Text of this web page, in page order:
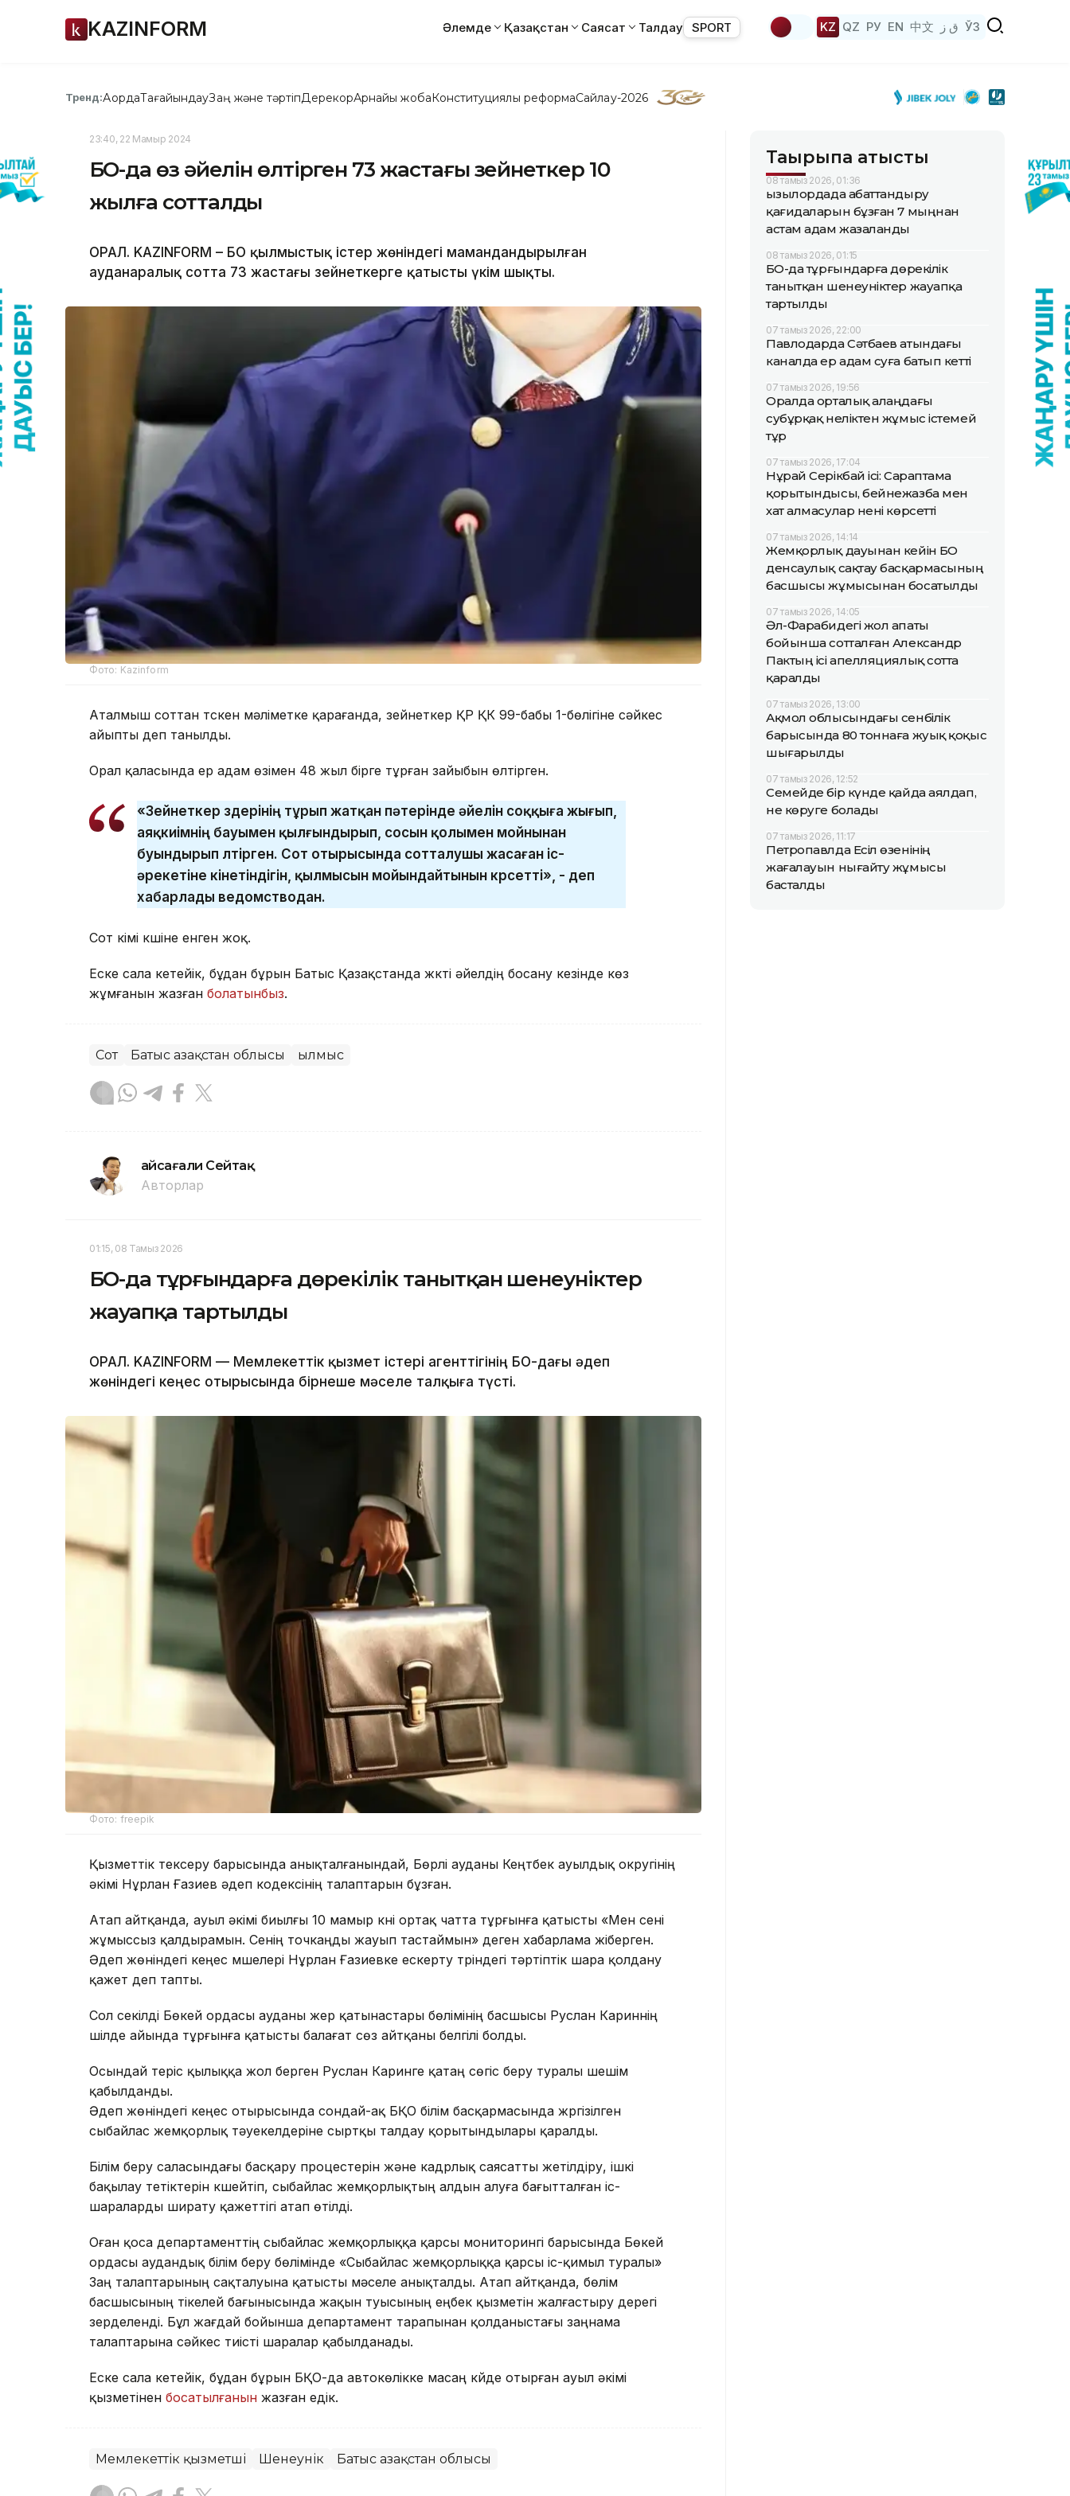
KAZINFORM Әлемде Қазақстан Саясат Талдау SPORT KZ QZ РУ EN 中文 ق ز ЎЗ
Тренд:АқордаТағайындауЗаң және тәртіпДерекқорАрнайы жобаКонституциялық реформаСайлау-2026
23:40, 22 Мамыр 2024
БҚО-да өз әйелін өлтірген 73 жастағы зейнеткер 10
жылға сотталды
ОРАЛ. KAZINFORM – БҚО қылмыстық істер жөніндегі мамандандырылған
ауданаралық сотта 73 жастағы зейнеткерге қатысты үкім шықты.
Фото: Kazinform
Аталмыш соттан түскен мәліметке қарағанда, зейнеткер ҚР ҚК 99-бабы 1-бөлігіне сәйкес
айыпты деп танылды.
Орал қаласында ер адам өзімен 48 жыл бірге тұрған зайыбын өлтірген.
«Зейнеткер өздерінің тұрып жатқан пәтерінде әйелін соққыға жығып,
аяқкиімнің бауымен қылғындырып, сосын қолымен мойнынан
буындырып өлтірген. Сот отырысында сотталушы жасаған іс-
әрекетіне өкінетіндігін, қылмысын мойындайтынын көрсетті», - деп
хабарлады ведомстводан.
Сот үкімі күшіне енген жоқ.
Еске сала кетейік, бұдан бұрын Батыс Қазақстанда жүкті әйелдің босану кезінде көз
жұмғанын жазған болатынбыз.
Сот Батыс Қазақстан облысы Қылмыс
Ғайсағали Сейтақ
Авторлар
01:15, 08 Тамыз 2026
БҚО-да тұрғындарға дөрекілік танытқан шенеуніктер
жауапқа тартылды
ОРАЛ. KAZINFORM — Мемлекеттік қызмет істері агенттігінің БҚО-дағы әдеп
жөніндегі кеңес отырысында бірнеше мәселе талқыға түсті.
Фото: freepik
Қызметтік тексеру барысында анықталғанындай, Бөрлі ауданы Кеңтүбек ауылдық округінің
әкімі Нұрлан Ғазиев әдеп кодексінің талаптарын бұзған.
Атап айтқанда, ауыл әкімі биылғы 10 мамыр күні ортақ чатта тұрғынға қатысты «Мен сені
жұмыссыз қалдырамын. Сенің точкаңды жауып тастаймын» деген хабарлама жіберген.
Әдеп жөніндегі кеңес мүшелері Нұрлан Ғазиевке ескерту түріндегі тәртіптік шара қолдану
қажет деп тапты.
Сол секілді Бөкей ордасы ауданы жер қатынастары бөлімінің басшысы Руслан Кариннің
шілде айында тұрғынға қатысты балағат сөз айтқаны белгілі болды.
Осындай теріс қылыққа жол берген Руслан Каринге қатаң сөгіс беру туралы шешім
қабылданды.
Әдеп жөніндегі кеңес отырысында сондай-ақ БҚО білім басқармасында жүргізілген
сыбайлас жемқорлық тәуекелдеріне сыртқы талдау қорытындылары қаралды.
Білім беру саласындағы басқару процестерін және кадрлық саясатты жетілдіру, ішкі
бақылау тетіктерін күшейтіп, сыбайлас жемқорлықтың алдын алуға бағытталған іс-
шараларды ширату қажеттігі атап өтілді.
Оған қоса департаменттің сыбайлас жемқорлыққа қарсы мониторингі барысында Бөкей
ордасы аудандық білім беру бөлімінде «Сыбайлас жемқорлыққа қарсы іс-қимыл туралы»
Заң талаптарының сақталуына қатысты мәселе анықталды. Атап айтқанда, бөлім
басшысының тікелей бағынысында жақын туысының еңбек қызметін жалғастыру дерегі
зерделенді. Бұл жағдай бойынша департамент тарапынан қолданыстағы заңнама
талаптарына сәйкес тиісті шаралар қабылданады.
Еске сала кетейік, бұдан бұрын БҚО-да автокөлікке масаң күйде отырған ауыл әкімі
қызметінен босатылғанын жазған едік.
Мемлекеттік қызметші Шенеунік Батыс Қазақстан облысы
Тақырыпқа қатысты
08 тамыз 2026, 01:36
Қызылордада абаттандыру
қағидаларын бұзған 7 мыңнан
астам адам жазаланды
08 тамыз 2026, 01:15
БҚО-да тұрғындарға дөрекілік
танытқан шенеуніктер жауапқа
тартылды
07 тамыз 2026, 22:00
Павлодарда Сәтбаев атындағы
каналда ер адам суға батып кетті
07 тамыз 2026, 19:56
Оралда орталық алаңдағы
субұрқақ неліктен жұмыс істемей
тұр
07 тамыз 2026, 17:04
Нұрай Серікбай ісі: Сараптама
қорытындысы, бейнежазба мен
хат алмасулар нені көрсетті
07 тамыз 2026, 14:14
Жемқорлық дауынан кейін БҚО
денсаулық сақтау басқармасының
басшысы жұмысынан босатылды
07 тамыз 2026, 14:05
Әл-Фарабидегі жол апаты
бойынша сотталған Александр
Пактың ісі апелляциялық сотта
қаралды
07 тамыз 2026, 13:00
Ақмол облысындағы сенбілік
барысында 80 тоннаға жуық қоқыс
шығарылды
07 тамыз 2026, 12:52
Семейде бір күнде қайда аялдап,
не көруге болады
07 тамыз 2026, 11:17
Петропавлда Есіл өзенінің
жағалауын нығайту жұмысы
басталды